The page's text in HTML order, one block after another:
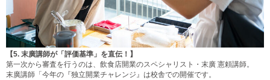
【5. 末廣講師が「評価基準」を直伝！】
第一次から審査を行うのは、飲食店開業のスペシャリスト・末廣 憲頼講師。
末廣講師「今年の『独立開業チャレンジ』は校舎での開催です。